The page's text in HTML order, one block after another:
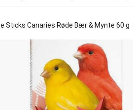
Sticks Canaries Røde Bær & Mynte 60 g